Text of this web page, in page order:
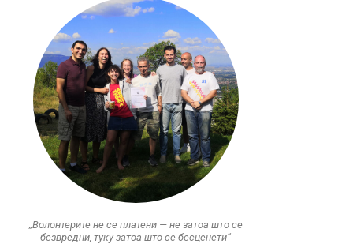
„Волонтерите не се платени — не затоа што се
безвредни, туку затоа што се бесценети“